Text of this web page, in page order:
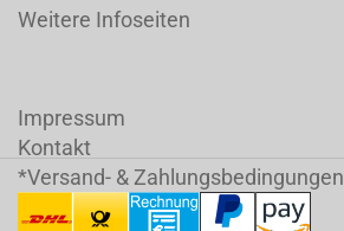
Weitere Infoseiten
Impressum
Kontakt
*Versand- & Zahlungsbedingungen